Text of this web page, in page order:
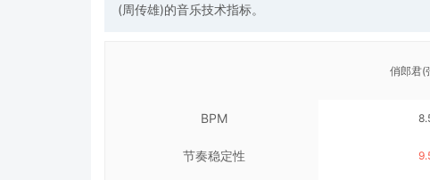
(周传雄)的音乐技术指标。
BPM
节奏稳定性
俏郎君(